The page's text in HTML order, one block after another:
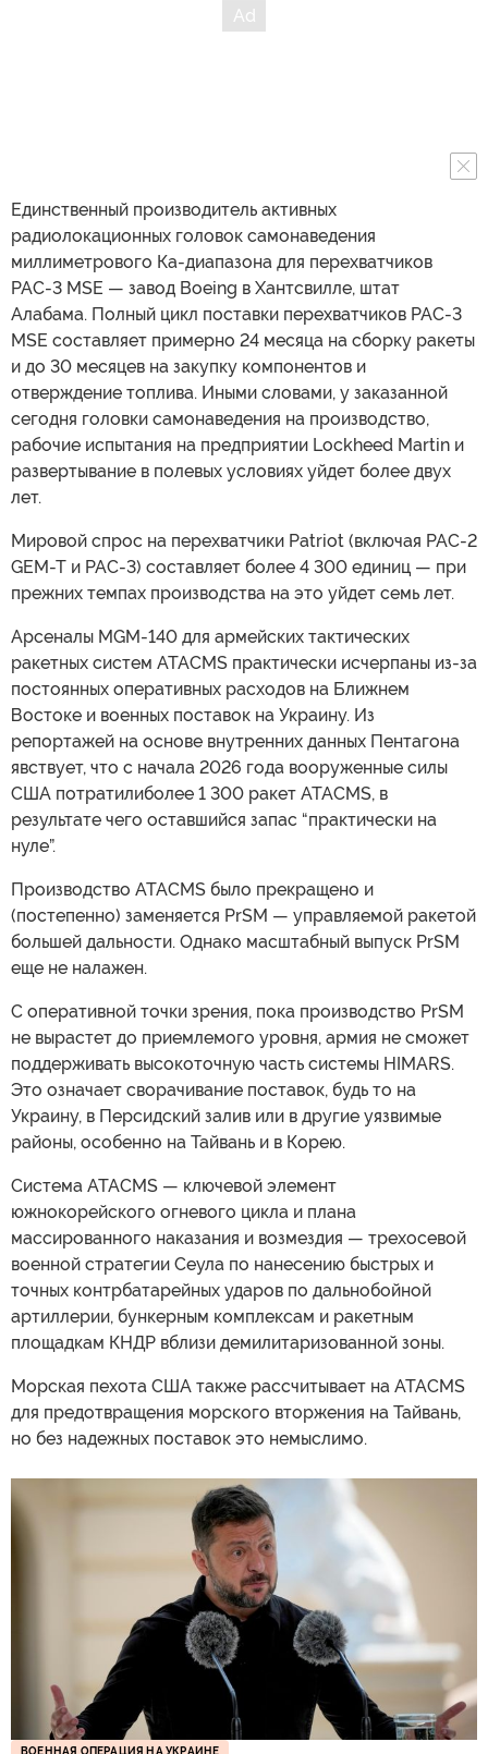
Единственный производитель активных
радиолокационных головок самонаведения
миллиметрового Ка-диапазона для перехватчиков
PAC-3 MSE — завод Boeing в Хантсвилле, штат
Алабама. Полный цикл поставки перехватчиков PAC-3
MSE составляет примерно 24 месяца на сборку ракеты
и до 30 месяцев на закупку компонентов и
отверждение топлива. Иными словами, у заказанной
сегодня головки самонаведения на производство,
рабочие испытания на предприятии Lockheed Martin и
развертывание в полевых условиях уйдет более двух
лет.
Мировой спрос на перехватчики Patriot (включая PAC-2
GEM-T и PAC-3) составляет более 4 300 единиц — при
прежних темпах производства на это уйдет семь лет.
Арсеналы MGM-140 для армейских тактических
ракетных систем ATACMS практически исчерпаны из-за
постоянных оперативных расходов на Ближнем
Востоке и военных поставок на Украину. Из
репортажей на основе внутренних данных Пентагона
явствует, что с начала 2026 года вооруженные силы
США потратилиболее 1 300 ракет ATACMS, в
результате чего оставшийся запас “практически на
нуле”.
Производство ATACMS было прекращено и
(постепенно) заменяется PrSM — управляемой ракетой
большей дальности. Однако масштабный выпуск PrSM
еще не налажен.
С оперативной точки зрения, пока производство PrSM
не вырастет до приемлемого уровня, армия не сможет
поддерживать высокоточную часть системы HIMARS.
Это означает сворачивание поставок, будь то на
Украину, в Персидский залив или в другие уязвимые
районы, особенно на Тайвань и в Корею.
Система ATACMS — ключевой элемент
южнокорейского огневого цикла и плана
массированного наказания и возмездия — трехосевой
военной стратегии Сеула по нанесению быстрых и
точных контрбатарейных ударов по дальнобойной
артиллерии, бункерным комплексам и ракетным
площадкам КНДР вблизи демилитаризованной зоны.
Морская пехота США также рассчитывает на ATACMS
для предотвращения морского вторжения на Тайвань,
но без надежных поставок это немыслимо.
ВОЕННАЯ ОПЕРАЦИЯ НА УКРАИНЕ